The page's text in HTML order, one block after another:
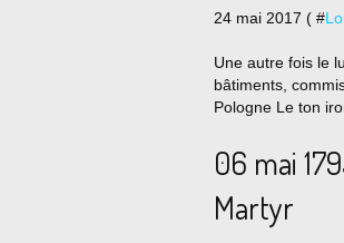
24 mai 2017 ( #
Une autre fois le
bâtiments,
Pologne Le ton
06 mai
Martyr